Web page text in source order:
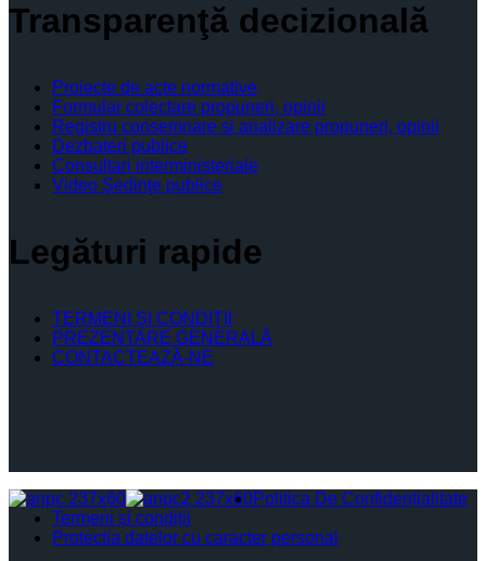
Transparenţă decizională
Proiecte de acte normative
Formular colectare propuneri, opinii
Registru consemnare si analizare propuneri, opinii
Dezbateri publice
Consultari interministeriale
Video Şedinţe publice
Legături rapide
TERMENI ŞI CONDIŢII
PREZENTARE GENERALĂ
CONTACTEAZĂ-NE
Politica De Confidențialitate
Termeni și condiții
Protectia datelor cu caracter personal